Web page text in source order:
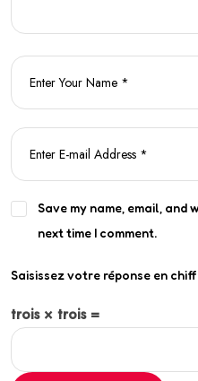
Save my name, email,
next time I comment.
Saisissez votre réponse en
trois × trois =